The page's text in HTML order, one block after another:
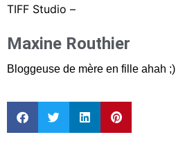
TIFF Studio –
Maxine Routhier
Bloggeuse de mère en fille ahah ;)